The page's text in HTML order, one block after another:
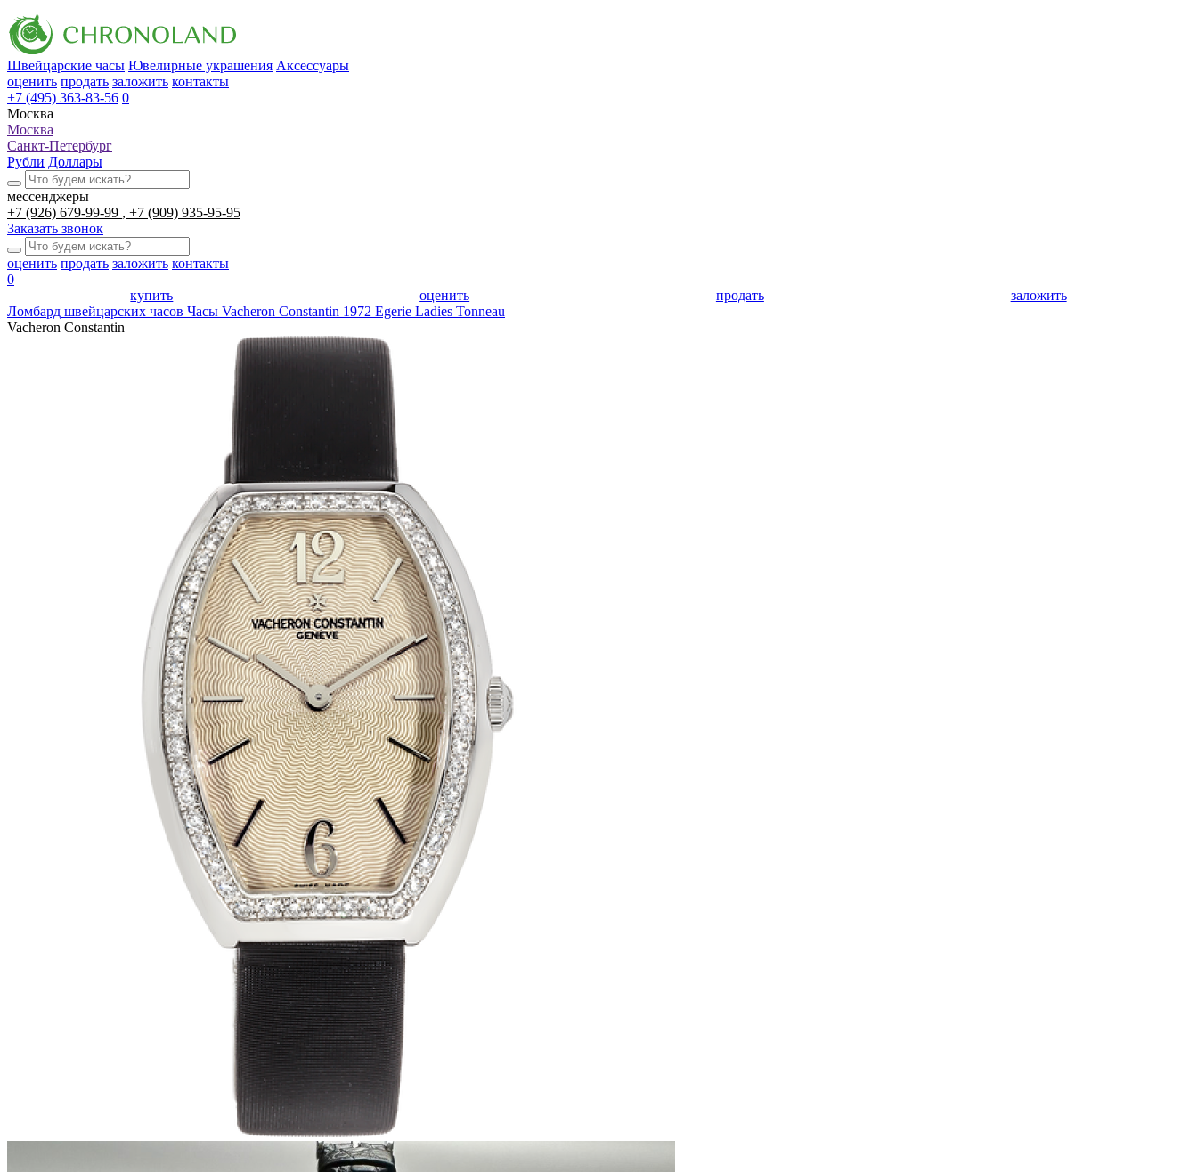
Швейцарские часы Ювелирные украшения Аксессуары
оценить продать заложить контакты
+7 (495) 363-83-56 0
Москва
Москва
Санкт-Петербург
Рубли Доллары
мессенджеры
+7 (926) 679-99-99
+7 (909) 935-95-95
Заказать звонок
оценить продать заложить контакты
0
купить
оценить продать
заложить
Ломбард швейцарских часов Часы Vacheron Constantin 1972 Egerie Ladies Tonneau
Vacheron Constantin